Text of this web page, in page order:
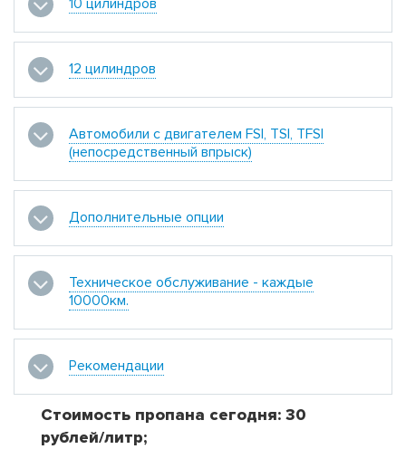
10 цилиндров
12 цилиндров
Автомобили с двигателем FSI, TSI, TFSI
(непосредственный впрыск)
Дополнительные опции
Техническое обслуживание - каждые
10000км.
Рекомендации
Стоимость пропана сегодня: 30
рублей/литр;